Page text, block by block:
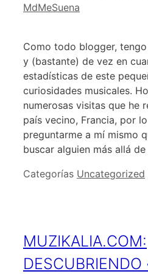
MdMeSuena
Como todo blogger,
y (bastante) de vez en
estadísticas de este
curiosidades musicales.
numerosas visitas que he
país vecino, Francia, por
preguntarme a mí mismo
buscar alguien más allá
Categorías Uncategorized
MUZIKALIA.COM:
DESCUBRIENDO